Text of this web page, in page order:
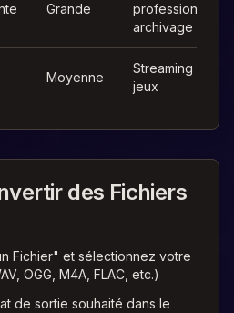
Grande
professionnelle,
archivage
Moyenne
Streaming web,
jeux
des Fichiers
Fichier" et sélectionnez votre
OGG, M4A, FLAC, etc.)
de sortie souhaité dans le